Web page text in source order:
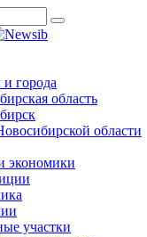
города
область
области
экономики
участки